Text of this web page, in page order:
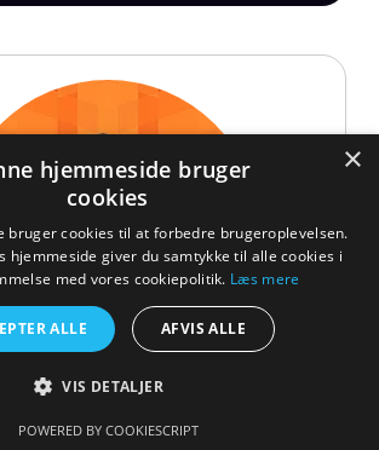
×
hjemmeside bruger
cookies
bruger cookies til at forbedre brugeroplevelsen.
hjemmeside giver du samtykke til alle cookies i
med vores cookiepolitik. Læs mere
ALLE AFVIS ALLE
VIS DETALJER
POWERED BY COOKIESCRIPT